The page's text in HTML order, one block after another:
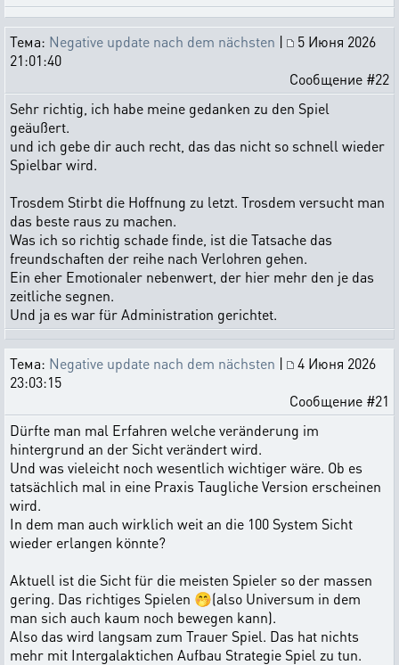
Тема: Negative update nach dem nächsten |
5 Июня 2026
21:01:40
Сообщение #22
Sehr richtig, ich habe meine gedanken zu den Spiel
geäußert.
und ich gebe dir auch recht, das das nicht so schnell wieder
Spielbar wird.
Trosdem Stirbt die Hoffnung zu letzt. Trosdem versucht man
das beste raus zu machen.
Was ich so richtig schade finde, ist die Tatsache das
freundschaften der reihe nach Verlohren gehen.
Ein eher Emotionaler nebenwert, der hier mehr den je das
zeitliche segnen.
Und ja es war für Administration gerichtet.
Тема: Negative update nach dem nächsten |
4 Июня 2026
23:03:15
Сообщение #21
Dürfte man mal Erfahren welche veränderung im
hintergrund an der Sicht verändert wird.
Und was vieleicht noch wesentlich wichtiger wäre. Ob es
tatsächlich mal in eine Praxis Taugliche Version erscheinen
wird.
In dem man auch wirklich weit an die 100 System Sicht
wieder erlangen könnte?
Aktuell ist die Sicht für die meisten Spieler so der massen
gering. Das richtiges Spielen 🤭(also Universum in dem
man sich auch kaum noch bewegen kann).
Also das wird langsam zum Trauer Spiel. Das hat nichts
mehr mit Intergalaktichen Aufbau Strategie Spiel zu tun.